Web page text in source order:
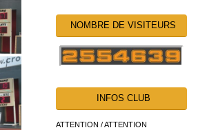
NOMBRE DE VISITEURS
INFOS CLUB
ATTENTION / ATTENTION